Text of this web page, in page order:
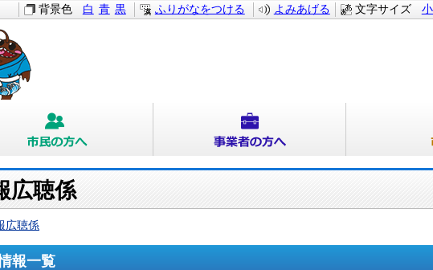
文字サイズ
背景色 白 青 黒 ふりがなをつける よみあげる
広聴係
広聴係
報一覧